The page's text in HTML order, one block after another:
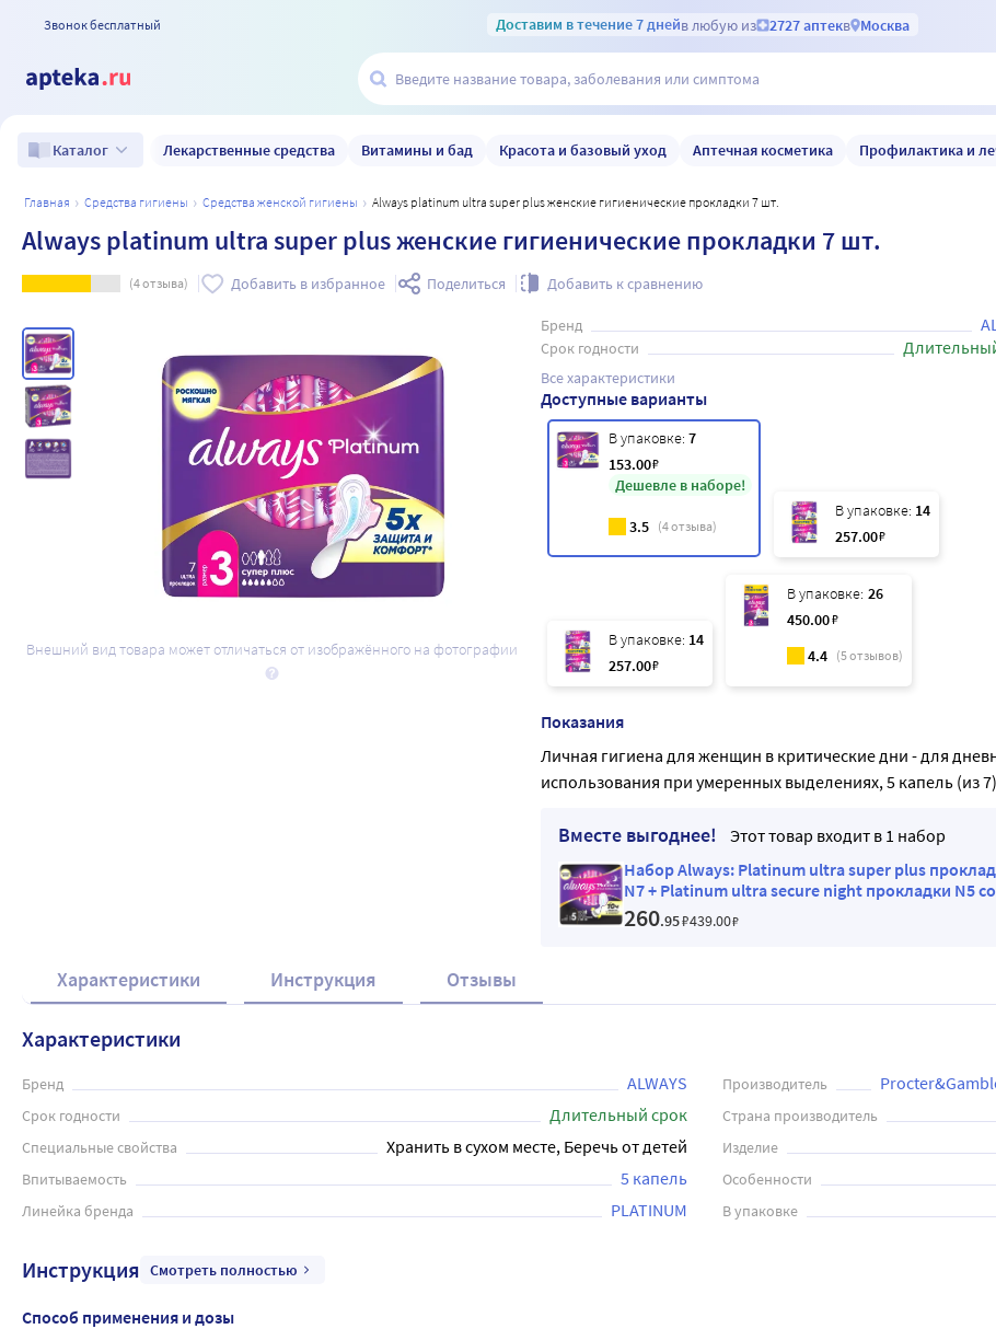
Звонок бесплатный Доставим в течение 7 днейв любую из 2727 аптекв Москва
Каталог Лекарственные средства Витамины и бад Красота и базовый уход Аптечная косметика Профилактика и
главная средства гигиены средства женской гигиены Always platinum ultra super plus женские гигиенические прокладки 7 шт.
Always platinum ultra super plus женские гигиенические прокладки 7 шт.
(4отзыва) Добавить в избранное Поделиться Добавить к сравнению
Внешний вид товара может отличаться от изображённого на фотографии
Бренд
Срок годности
Все характеристики
Доступные варианты
В упаковке: 7
153.00₽
Дешевле в наборе!
3.5 (4отзыва)
В упаковке: 14
257.00₽
В упаковке: 14
257.00₽
В упаковке: 26
450.00₽
4.4 (5отзывов)
Показания
Личная гигиена для женщин в критические дни - для
использования при умеренных выделениях, 5 капель (из 7)
Вместе выгоднее!
Этот товар входит в 1 набор
Набор Always: Platinum ultra super plus
N7 + Platinum ultra secure night прокладки N5 со
скидкой
260.95₽439.00₽
Характеристики Инструкция Отзывы
Характеристики
Бренд ALWAYS Производитель
Срок годности Длительный срок Страна производитель
Специальные свойства Хранить в сухом месте, Беречь от детей Изделие
Впитываемость 5 капель Особенности
Линейка бренда PLATINUM В упаковке
Инструкция Смотреть полностью
Способ применения и дозы